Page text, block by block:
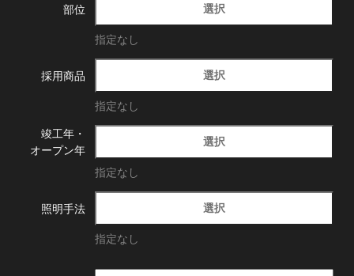
部位 選択
指定なし
採用商品 選択
指定なし
竣工年・
オープン年
選択
指定なし
照明手法 選択
指定なし